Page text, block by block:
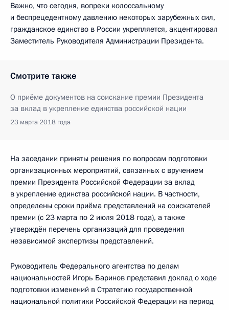
Важно, что сегодня, вопреки колоссальному
и беспрецедентному давлению некоторых зарубежных сил,
гражданское единство в России укрепляется, акцентировал
Заместитель Руководителя Администрации Президента.
Смотрите также
О приёме документов на соискание премии Президента
за вклад в укрепление единства российской нации
23 марта 2018 года
На заседании приняты решения по вопросам подготовки
организационных мероприятий, связанных с вручением
премии Президента Российской Федерации за вклад
в укрепление единства российской нации. В частности,
определены сроки приёма представлений на соискателей
премии (с 23 марта по 2 июля 2018 года), а также
утверждён перечень организаций для проведения
независимой экспертизы представлений.
Руководитель Федерального агентства по делам
национальностей Игорь Баринов представил доклад о ходе
подготовки изменений в Стратегию государственной
национальной политики Российской Федерации на период